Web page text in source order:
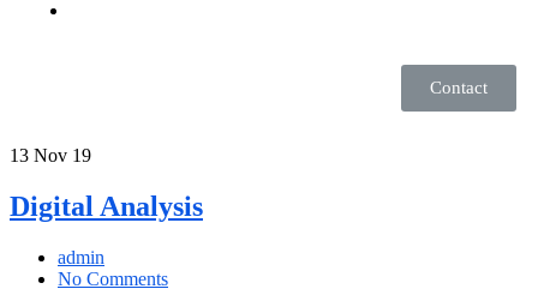
Contact
13 Nov 19
Digital Analysis
admin
No Comments